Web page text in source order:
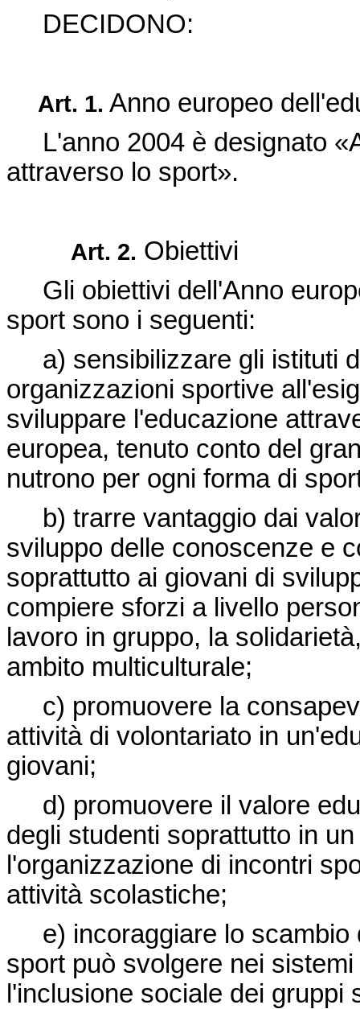
DECIDONO:
Art. 1. Anno europeo
L'anno 2004 è designato
attraverso lo sport».
Art. 2. Obiettivi
Gli obiettivi dell'Anno
sport sono i seguenti:
a) sensibilizzare gli istituti
organizzazioni sportive
sviluppare l'educazione
europea, tenuto conto del
nutrono per ogni forma di
b) trarre vantaggio dai
sviluppo delle conoscenze e
soprattutto ai giovani di
compiere sforzi a livello
lavoro in gruppo, la
ambito multiculturale;
c) promuovere la
attività di volontariato in
giovani;
d) promuovere il valore
degli studenti soprattutto in
l'organizzazione di incontri
attività scolastiche;
e) incoraggiare lo
sport può svolgere nei
l'inclusione sociale dei gruppi